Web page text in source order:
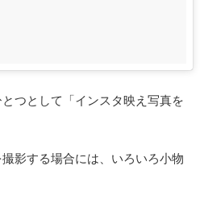
つとして「インスタ映え写真を
影する場合には、いろいろ小物